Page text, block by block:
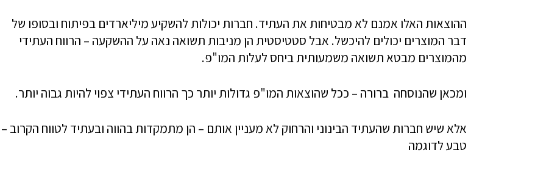
ההוצאות האלו אמנם לא מבטיחות את העתיד. חברות יכולות להשקיע מיליארדים בפיתוח ובסופו של
דבר המוצרים יכולים להיכשל. אבל סטטיסטית הן מניבות תשואה נאה על ההשקעה – הרווח העתידי
מהמוצרים מבטא תשואה משמעותית ביחס לעלות המו"פ.
ומכאן שהנוסחה ברורה – ככל שהוצאות המו"פ גדולות יותר כך הרווח העתידי צפוי להיות גבוה יותר.
אלא שיש חברות שהעתיד הבינוני והרחוק לא מעניין אותם – הן מתמקדות בהווה ובעתיד לטווח הקרוב –
טבע לדוגמה